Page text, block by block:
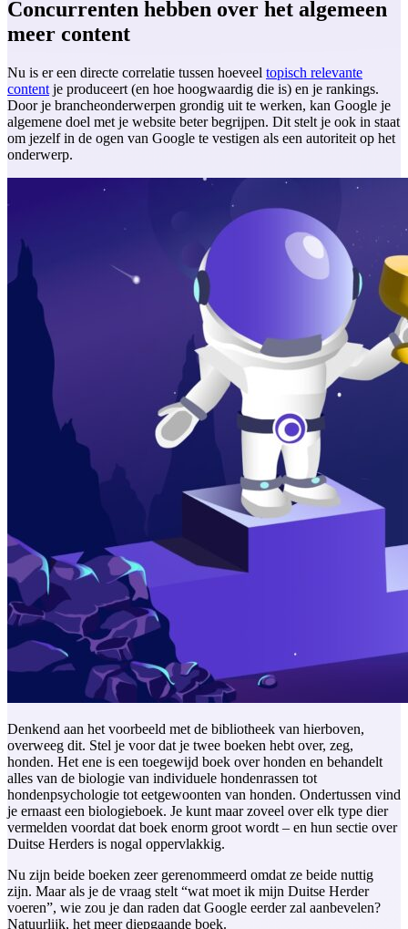
Concurrenten hebben over het algemeen
meer content
Nu is er een directe correlatie tussen hoeveel topisch relevante
content je produceert (en hoe hoogwaardig die is) en je rankings.
Door je brancheonderwerpen grondig uit te werken, kan Google je
algemene doel met je website beter begrijpen. Dit stelt je ook in staat
om jezelf in de ogen van Google te vestigen als een autoriteit op het
onderwerp.
Denkend aan het voorbeeld met de bibliotheek van hierboven,
overweeg dit. Stel je voor dat je twee boeken hebt over, zeg,
honden. Het ene is een toegewijd boek over honden en behandelt
alles van de biologie van individuele hondenrassen tot
hondenpsychologie tot eetgewoonten van honden. Ondertussen vind
je ernaast een biologieboek. Je kunt maar zoveel over elk type dier
vermelden voordat dat boek enorm groot wordt – en hun sectie over
Duitse Herders is nogal oppervlakkig.
Nu zijn beide boeken zeer gerenommeerd omdat ze beide nuttig
zijn. Maar als je de vraag stelt “wat moet ik mijn Duitse Herder
voeren”, wie zou je dan raden dat Google eerder zal aanbevelen?
Natuurlijk, het meer diepgaande boek.